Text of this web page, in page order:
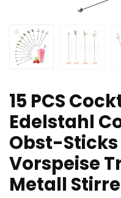
15 PCS
Edelstahl
Obst-
Vorspeise
Metall